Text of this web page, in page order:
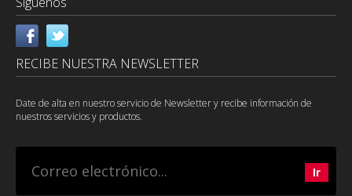
RECIBE NUESTRA NEWSLETTER
Date de alta en nuestro servicio de Newsletter y recibe información de
nuestros servicios y productos.